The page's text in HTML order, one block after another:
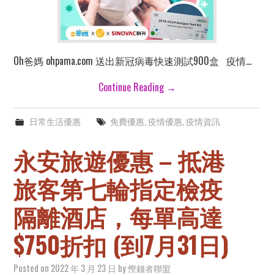
Oh爸媽 ohpama.com 送出新冠病毒快速測試900盒 疫情…
Continue Reading →
日常生活優惠 免費優惠, 疫情優惠, 疫情資訊
永安旅遊優惠 – 抵港
旅客第七輪指定檢疫
隔離酒店，每單高達
$750折扣 (到7月31日)
Posted on 2022 年 3 月 23 日 by慳錢者聯盟